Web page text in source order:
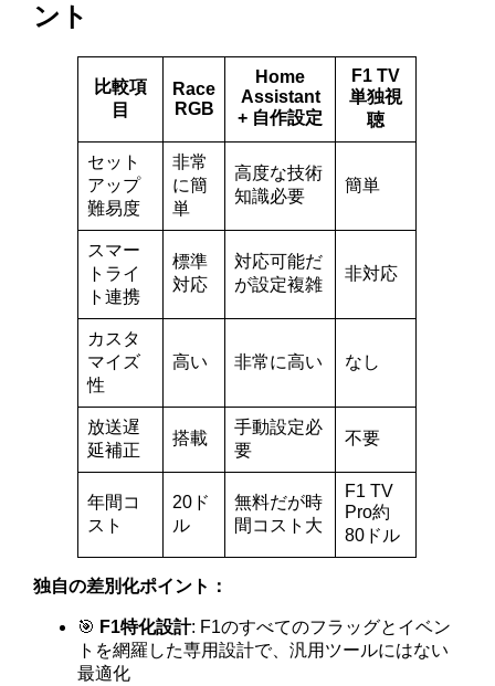
ント
比較項
目
Race
RGB
Home
Assistant
+ 自作設定
F1 TV
単独視
聴
セット
アップ
難易度
非常
に簡
単
高度な技術
知識必要
簡単
スマー
トライ
ト連携
標準
対応
対応可能だ
が設定複雑
非対応
カスタ
マイズ
性
高い 非常に高い なし
放送遅
延補正
搭載
手動設定必
要
不要
年間コ
スト
20ド
ル
無料だが時
間コスト大
F1 TV
Pro約
80ドル
独自の差別化ポイント：
🎯 F1特化設計: F1のすべてのフラッグとイベン
トを網羅した専用設計で、汎用ツールにはない
最適化